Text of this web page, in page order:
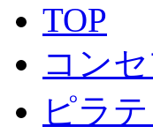
TOP
コン
ピラ